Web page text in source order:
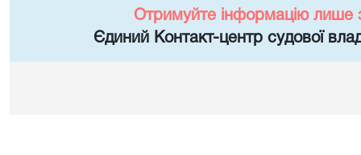
Отримуйте інформацію лише
Єдиний Контакт-центр судової